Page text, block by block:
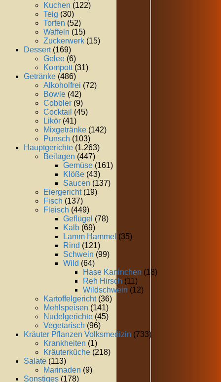
Kuchen (122)
Teig (30)
Torten (52)
Waffeln (15)
Zuckerwerk (15)
Dessert(169)
Gelee (6)
Kompott(31)
Getränke (486)
Alkoholfrei (72)
Bowle (42)
Cobbler (9)
Cocktail (45)
Likör (41)
Mixgetränke (142)
Punsch (103)
Hauptgerichte (1.263)
Beilagen (447)
Gemüse (161)
Klöße (43)
Saucen (137)
Eiergericht(19)
Fisch (137)
Fleisch (449)
Geflügel (78)
Kalb (69)
Lamm Hammel (35)
Rind (121)
Schwein (99)
Wild (64)
Hase Kaninchen (18)
Reh Hirsch (11)
Wildschwein (12)
Kartoffelgericht(36)
Mehlspeisen (141)
Nudelgerichte (45)
Vegetarisch (96)
Kräuter Pflanzen Volksmedizin (733)
Krankheiten (1)
Kräuterküche (218)
Salate (113)
Marinaden (9)
Sonstiges (178)